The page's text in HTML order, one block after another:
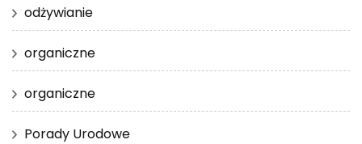
odżywianie
organiczne
organiczne
Porady Urodowe